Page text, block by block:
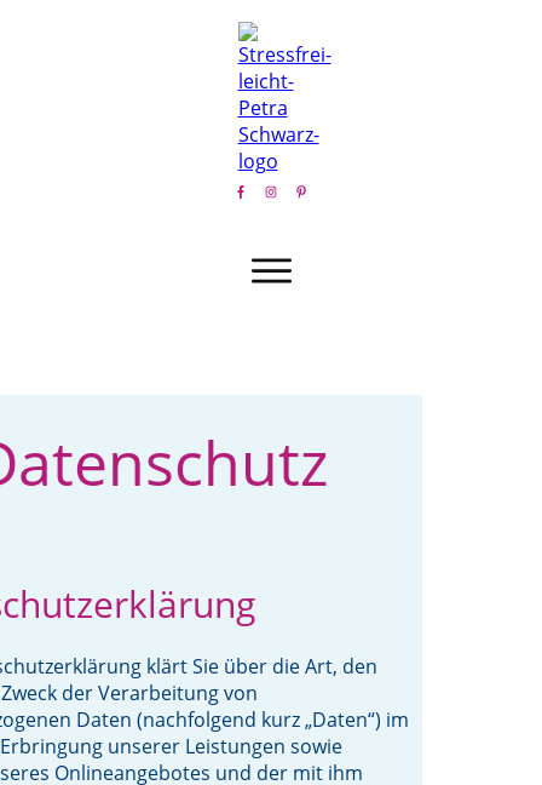
klärt Sie über die Art, den
der Verarbeitung von
Daten (nachfolgend kurz „Daten“) im
unserer Leistungen sowie
Onlineangebotes und der mit ihm